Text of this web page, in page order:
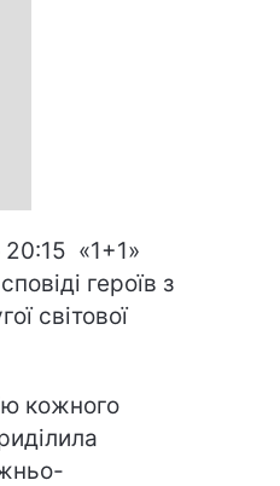
«1+1»
героїв з
світової
кожного